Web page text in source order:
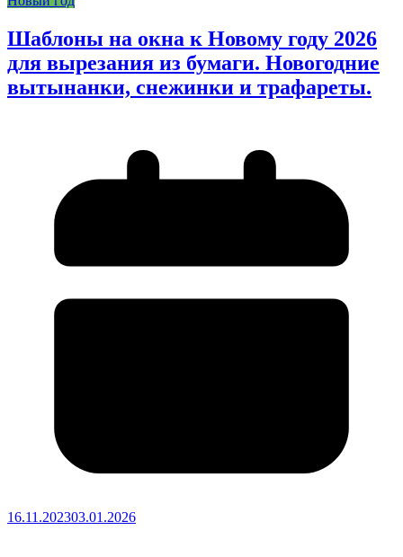
Шаблоны на окна к Новому году 2026
для вырезания из бумаги. Новогодние
вытынанки, снежинки и трафареты.
16.11.202303.01.2026